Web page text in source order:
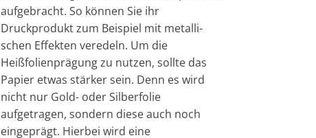
aufgebracht. So können Sie ihr
Druckprodukt zum Beispiel mit metalli-
schen Effekten veredeln. Um die
Heißfolienprägung zu nutzen, sollte das
Papier etwas stärker sein. Denn es wird
nicht nur Gold- oder Silberfolie
aufgetragen, sondern diese auch noch
eingeprägt. Hierbei wird eine